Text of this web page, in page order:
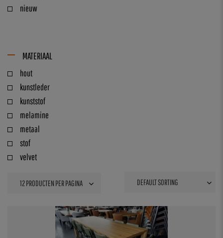
nieuw
MATERIAAL
hout
kunstleder
kunststof
melamine
metaal
stof
velvet